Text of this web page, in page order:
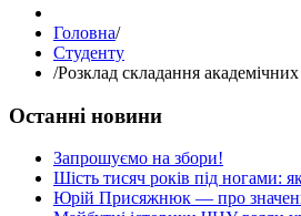
Головна/
Студенту
/Розклад складання
Останні новини
Запрошуємо на збори!
Шість тисяч років під ногами:
Юрій Присяжнюк — про